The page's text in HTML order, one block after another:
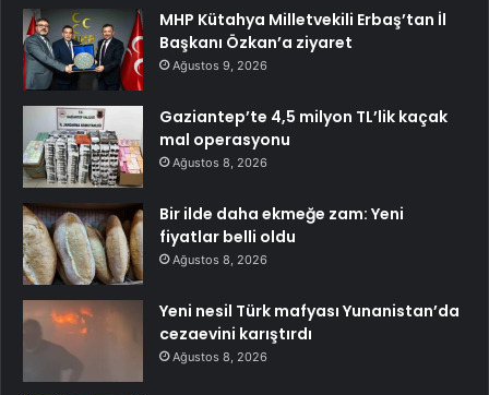
MHP Kütahya Milletvekili Erbaş’tan İl
Başkanı Özkan’a ziyaret
Ağustos 9, 2026
Gaziantep’te 4,5 milyon TL’lik kaçak
mal operasyonu
Ağustos 8, 2026
Bir ilde daha ekmeğe zam: Yeni
fiyatlar belli oldu
Ağustos 8, 2026
Yeni nesil Türk mafyası Yunanistan’da
cezaevini karıştırdı
Ağustos 8, 2026